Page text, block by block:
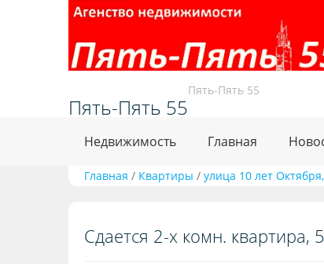
Пять-Пять 55
Пять-Пять 55
Недвижимость Главная
Главная / Квартиры / улица 10 лет
Сдается 2-х комн. квартира,